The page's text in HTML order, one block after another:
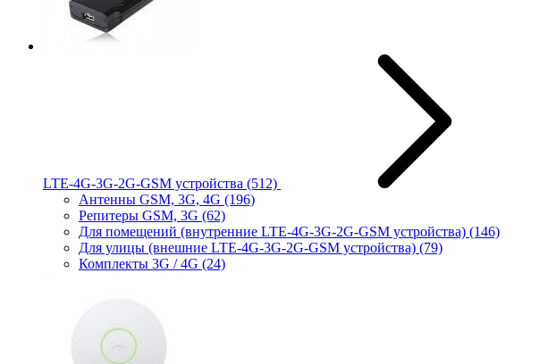
LTE-4G-3G-2G-GSM устройства (512)
Антенны GSM, 3G, 4G (196)
Репитеры GSM, 3G (62)
Для помещений (внутренние LTE-4G-3G-2G-GSM устройства) (146)
Для улицы (внешние LTE-4G-3G-2G-GSM устройства) (79)
Комплекты 3G / 4G (24)